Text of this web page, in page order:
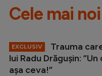
Cele mai
EXCLUSIV
Trauma
lui Radu Drăgușin:
așa ceva!”